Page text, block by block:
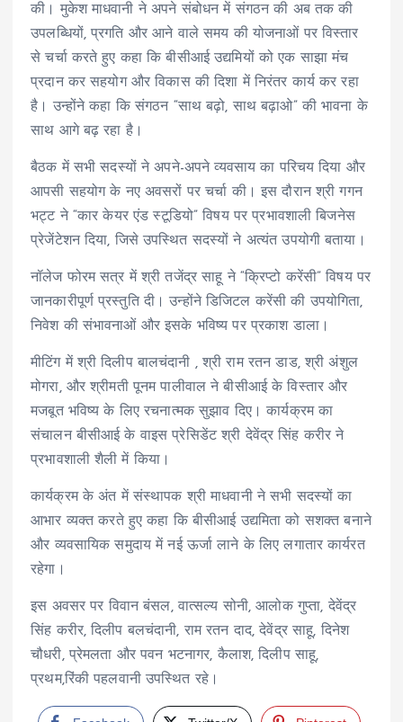
की। मुकेश माधवानी ने अपने संबोधन में संगठन की अब तक की
उपलब्धियों, प्रगति और आने वाले समय की योजनाओं पर विस्तार
से चर्चा करते हुए कहा कि बीसीआई उद्यमियों को एक साझा मंच
प्रदान कर सहयोग और विकास की दिशा में निरंतर कार्य कर रहा
है। उन्होंने कहा कि संगठन “साथ बढ़ो, साथ बढ़ाओ” की भावना के
साथ आगे बढ़ रहा है।
बैठक में सभी सदस्यों ने अपने-अपने व्यवसाय का परिचय दिया और
आपसी सहयोग के नए अवसरों पर चर्चा की। इस दौरान श्री गगन
भट्ट ने “कार केयर एंड स्टूडियो” विषय पर प्रभावशाली बिजनेस
प्रेजेंटेशन दिया, जिसे उपस्थित सदस्यों ने अत्यंत उपयोगी बताया।
नॉलेज फोरम सत्र में श्री तजेंद्र साहू ने “क्रिप्टो करेंसी” विषय पर
जानकारीपूर्ण प्रस्तुति दी। उन्होंने डिजिटल करेंसी की उपयोगिता,
निवेश की संभावनाओं और इसके भविष्य पर प्रकाश डाला।
मीटिंग में श्री दिलीप बालचंदानी , श्री राम रतन डाड, श्री अंशुल
मोगरा, और श्रीमती पूनम पालीवाल ने बीसीआई के विस्तार और
मजबूत भविष्य के लिए रचनात्मक सुझाव दिए। कार्यक्रम का
संचालन बीसीआई के वाइस प्रेसिडेंट श्री देवेंद्र सिंह करीर ने
प्रभावशाली शैली में किया।
कार्यक्रम के अंत में संस्थापक श्री माधवानी ने सभी सदस्यों का
आभार व्यक्त करते हुए कहा कि बीसीआई उद्यमिता को सशक्त बनाने
और व्यवसायिक समुदाय में नई ऊर्जा लाने के लिए लगातार कार्यरत
रहेगा।
इस अवसर पर विवान बंसल, वात्सल्य सोनी, आलोक गुप्ता, देवेंद्र
सिंह करीर, दिलीप बलचंदानी, राम रतन दाद, देवेंद्र साहू, दिनेश
चौधरी, प्रेमलता और पवन भटनागर, कैलाश, दिलीप साहू,
प्रथम,रिंकी पहलवानी उपस्थित रहे।